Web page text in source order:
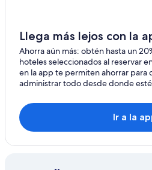
Llega más lejos con la
Ahorra aún más: obtén hasta un
hoteles seleccionados al reservar
en la app te permiten ahorrar para
administrar todo desde donde
Ir a la